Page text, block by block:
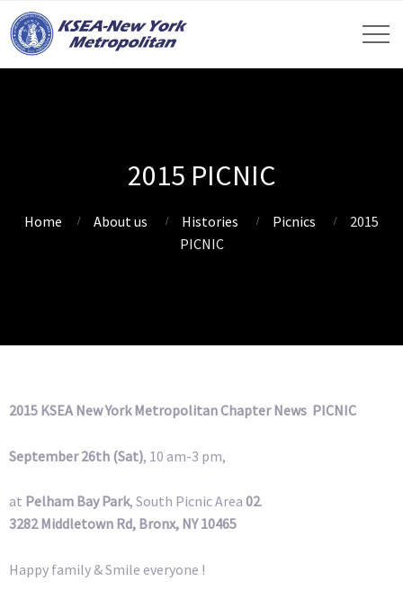
2015 PICNIC
Home About us Histories Picnics
2015
PICNIC
2015 KSEA New York Metropolitan Chapter News PICNIC
September 26th (Sat), 10 am-3 pm,
at Pelham Bay Park, South Picnic Area 02.
3282 Middletown Rd, Bronx, NY 10465
Happy family & Smile everyone !